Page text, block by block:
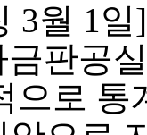
3월 1
판공
으로